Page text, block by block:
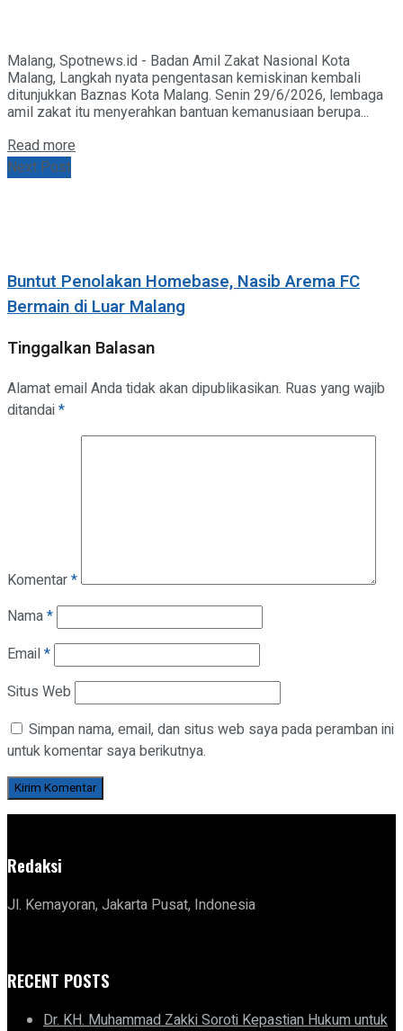
Malang, Spotnews.id - Badan Amil Zakat Nasional Kota
Malang, Langkah nyata pengentasan kemiskinan kembali
ditunjukkan Baznas Kota Malang. Senin 29/6/2026, lembaga
amil zakat itu menyerahkan bantuan kemanusiaan berupa...
Read more
Next Post
Buntut Penolakan Homebase, Nasib Arema FC
Bermain di Luar Malang
Tinggalkan Balasan
Alamat email Anda tidak akan dipublikasikan. Ruas yang wajib
ditandai*
Komentar*
Nama*
Email*
Situs Web
Simpan nama, email, dan situs web saya pada peramban ini
untuk komentar saya berikutnya.
Redaksi
Jl. Kemayoran, Jakarta Pusat, Indonesia
RECENT POSTS
Dr. KH. Muhammad Zakki Soroti Kepastian Hukum untuk